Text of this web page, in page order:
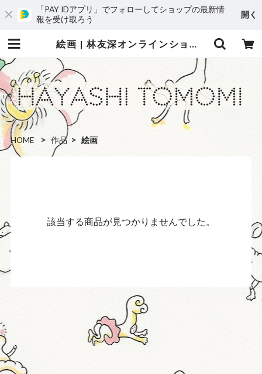
「PAY IDアプリ」でフォローしてショップの最新情
報を受け取ろう
開く
絵画 | 林友深オンラインショップ
HOME 作品 絵画
該当する商品が見つかりませんでした。